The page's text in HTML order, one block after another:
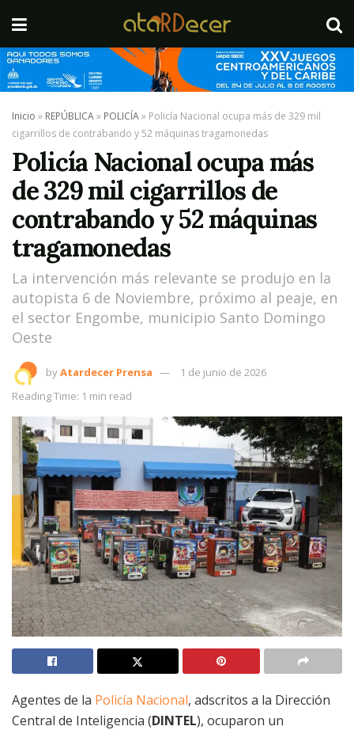
Inicio » REPÚBLICA» POLICÍA» Policía Nacional ocupa más de 329 mil
cigarrillos de contrabando y 52 máquinas tragamonedas
Policía Nacional ocupa más
de 329 mil cigarrillos de
contrabando y 52 máquinas
tragamonedas
La intervención más relevante se produjo en la
autopista 6 de Noviembre, próximo al peaje, en
el sector Engombe, municipio Santo Domingo
Oeste
byAtardecer Prensa
1 de junio de 2026
Reading Time: 1 min read
Agentes de la Policía Nacional, adscritos a la Dirección
Central de Inteligencia (DINTEL), ocuparon un